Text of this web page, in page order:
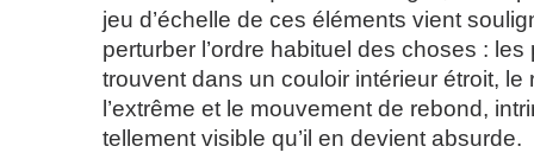
jeu d’échelle de ces éléments vient
perturber l’ordre habituel des choses :
trouvent dans un couloir intérieur étroit, le
l’extrême et le mouvement de rebond,
tellement visible qu’il en devient absurde.